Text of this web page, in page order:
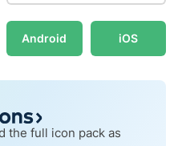
Android iOS
the full icon pack as